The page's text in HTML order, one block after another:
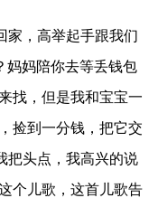
，高举起手跟我们
妈妈陪你去等丢钱包
找，但是我和宝宝一
捡到一分钱，把它交
把头点，我高兴的说
个儿歌，这首儿歌告